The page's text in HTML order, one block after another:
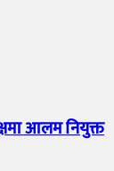
आलम नियुक्त